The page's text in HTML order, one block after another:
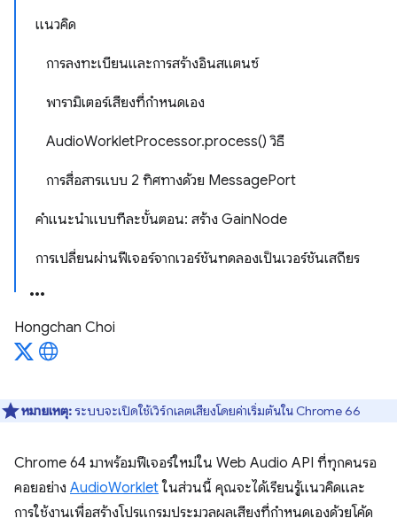
แนวคิด
การลงทะเบียนและการสร้างอินสแตนซ์
พารามิเตอร์เสียงที่กำหนดเอง
AudioWorkletProcessor.process() วิธี
การสื่อสารแบบ 2 ทิศทางด้วย MessagePort
คำแนะนำแบบทีละขั้นตอน: สร้าง GainNode
การเปลี่ยนผ่านฟีเจอร์จากเวอร์ชันทดลองเป็นเวอร์ชันเสถียร
Hongchan Choi
หมายเหตุ:ระบบจะเปิดใช้เวิร์กเลตเสียงโดยค่าเริ่มต้นใน Chrome 66
Chrome 64 มาพร้อมฟีเจอร์ใหม่ใน Web Audio API ที่ทุกคนรอ
คอยอย่าง AudioWorklet ในส่วนนี้ คุณจะได้เรียนรู้แนวคิดและ
การใช้งานเพื่อสร้างโปรแกรมประมวลผลเสียงที่กําหนดเองด้วยโค้ด